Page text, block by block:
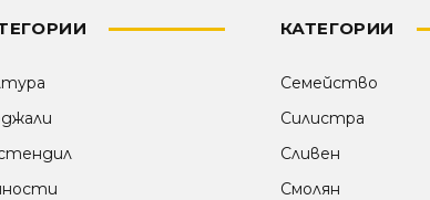
КАТЕГОРИИ
Семейство
Силистра
Сливен
Смолян